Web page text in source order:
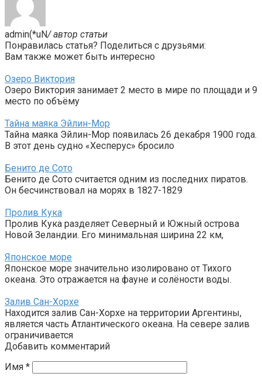
admin(*uN/ автор статьи
Понравилась статья? Поделиться с друзьями:
Вам также может быть интересно
Озеро Виктория
Озеро Виктория занимает 2 место в мире по площади и 9
место по объёму
Тайна маяка Эйлин-Мор
Тайна маяка Эйлин-Мор появилась 26 декабря 1900 года.
В этот день судно «Хесперус» бросило
Бенито де Сото
Бенито де Сото считается одним из последних пиратов.
Он бесчинствовал на морях в 1827-1829
Пролив Кука
Пролив Кука разделяет Северный и Южный острова
Новой Зеландии. Его минимальная ширина 22 км,
Японское море
Японское море значительно изолировано от Тихого
океана. Это отражается на фауне и солёности воды.
Залив Сан-Хорхе
Находится залив Сан-Хорхе на территории Аргентины,
является часть Атлантического океана. На севере залив
ограничивается
Добавить комментарий
Имя *